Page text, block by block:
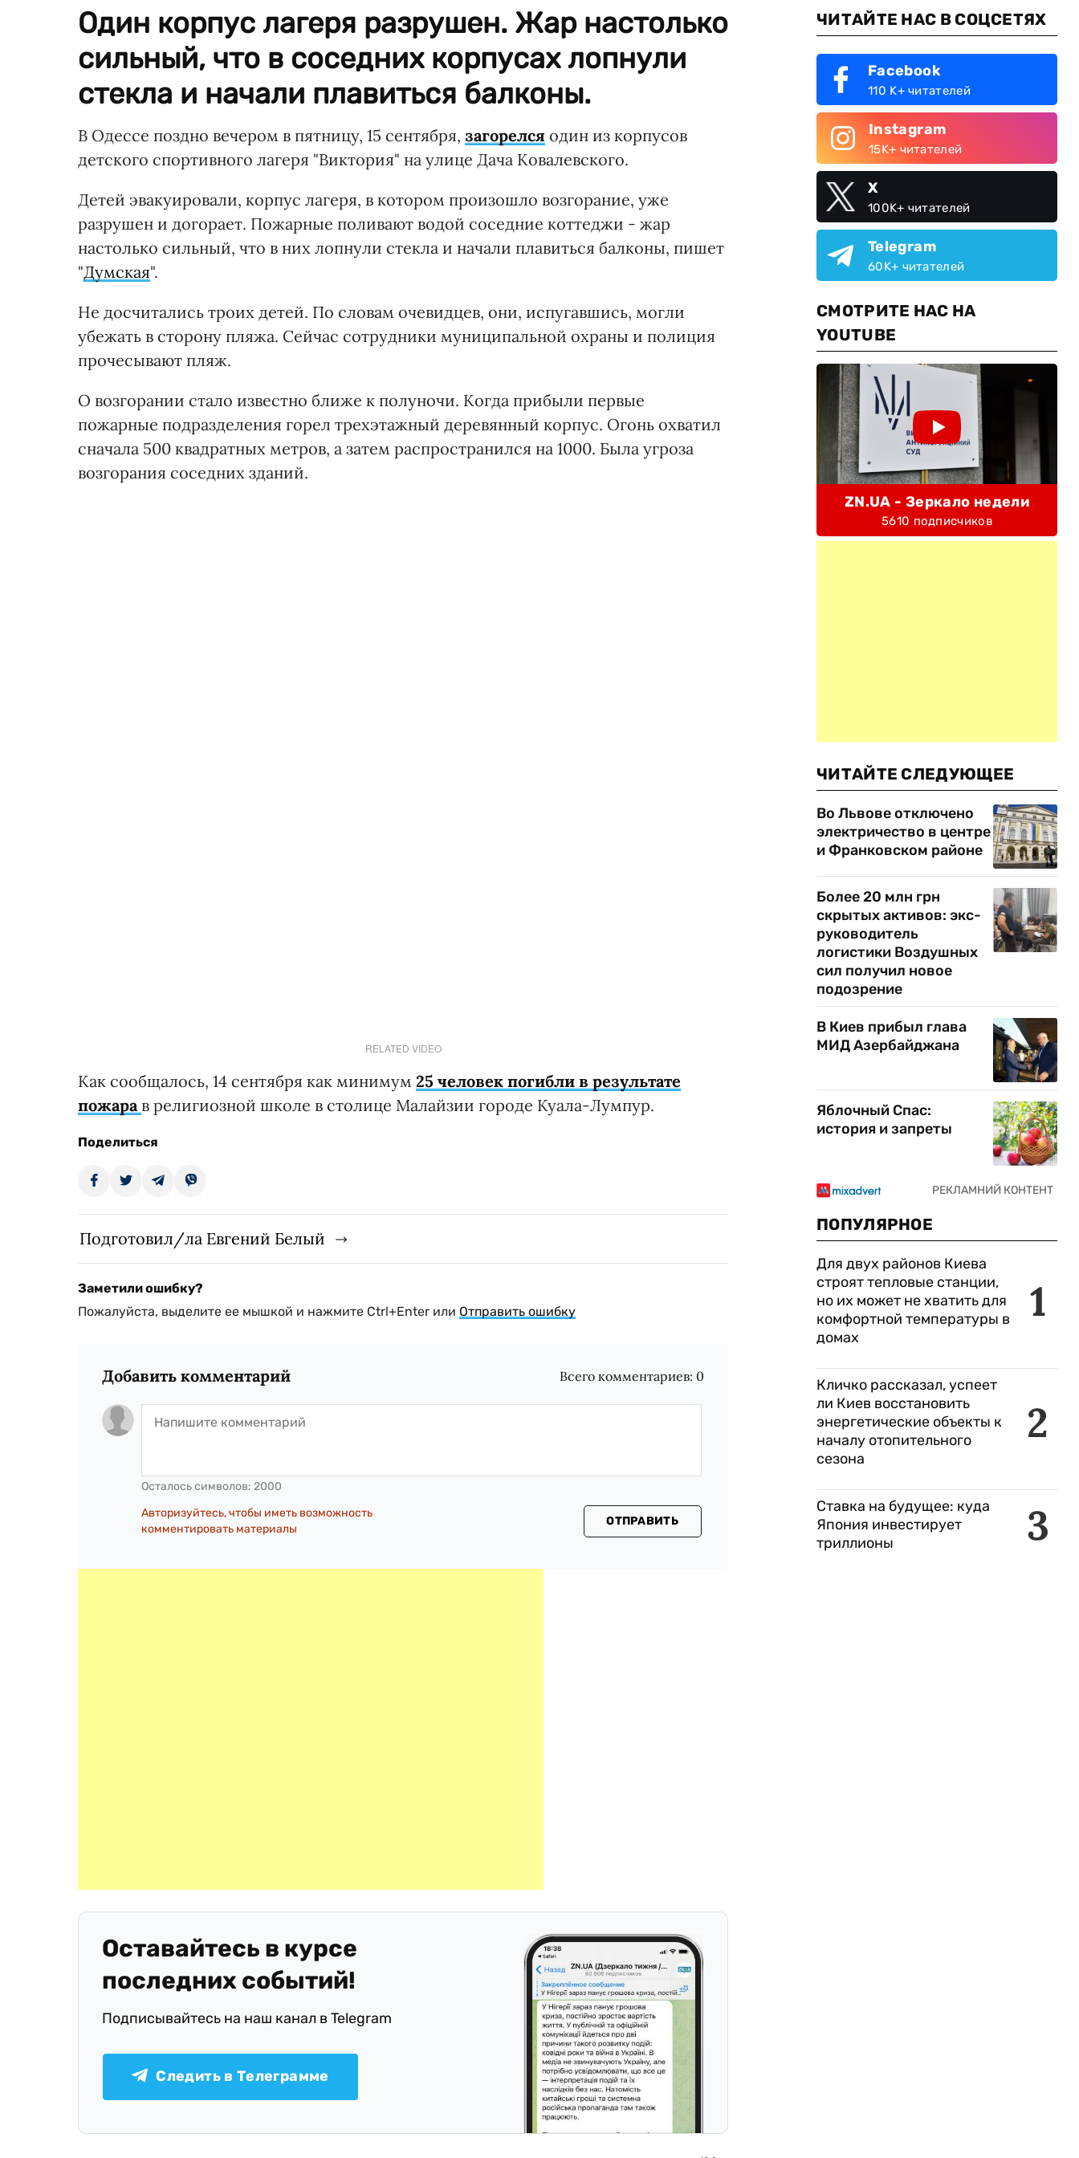
Один корпус лагеря разрушен. Жар настолько
сильный, что в соседних корпусах лопнули
стекла и начали плавиться балконы.
В Одессе поздно вечером в пятницу, 15 сентября, загорелся один из корпусов
детского спортивного лагеря "Виктория" на улице Дача Ковалевского.
Детей эвакуировали, корпус лагеря, в котором произошло возгорание, уже
разрушен и догорает. Пожарные поливают водой соседние коттеджи - жар
настолько сильный, что в них лопнули стекла и начали плавиться балконы, пишет
"Думская".
Не досчитались троих детей. По словам очевидцев, они, испугавшись, могли
убежать в сторону пляжа. Сейчас сотрудники муниципальной охраны и полиция
прочесывают пляж.
О возгорании стало известно ближе к полуночи. Когда прибыли первые
пожарные подразделения горел трехэтажный деревянный корпус. Огонь охватил
сначала 500 квадратных метров, а затем распространился на 1000. Была угроза
возгорания соседних зданий.
RELATED VIDEO
Как сообщалось, 14 сентября как минимум 25 человек погибли в результате
пожара в религиозной школе в столице Малайзии городе Куала-Лумпур.
Поделиться
Подготовил/ла Евгений Белый
Заметили ошибку?
Пожалуйста, выделите ее мышкой и нажмите Ctrl+Enter или Отправить ошибку
Добавить комментарий Всего комментариев: 0
Осталось символов: 2000
Авторизуйтесь, чтобы иметь возможность
комментировать материалы
ОТПРАВИТЬ
Оставайтесь в курсе
последних событий!
Подписывайтесь на наш канал в Telegram
Следить в Телеграмме
ЧИТАЙТЕ НАС В СОЦСЕТЯХ
Facebook
110 K+ читателей
Instagram
15K+ читателей
X
100K+ читателей
Telegram
60K+ читателей
СМОТРИТЕ НАС НА
YOUTUBE
ZN.UA - Зеркало недели
5610 подписчиков
ЧИТАЙТЕ СЛЕДУЮЩЕЕ
Во Львове отключено
электричество в центре
и Франковском районе
Более 20 млн грн
скрытых активов: экс-
руководитель
логистики Воздушных
сил получил новое
подозрение
В Киев прибыл глава
МИД Азербайджана
Яблочный Спас:
история и запреты
ПОПУЛЯРНОЕ
1
Для двух районов Киева
строят тепловые станции,
но их может не хватить для
комфортной температуры в
домах
2
Кличко рассказал, успеет
ли Киев восстановить
энергетические объекты к
началу отопительного
сезона
3
Ставка на будущее: куда
Япония инвестирует
триллионы